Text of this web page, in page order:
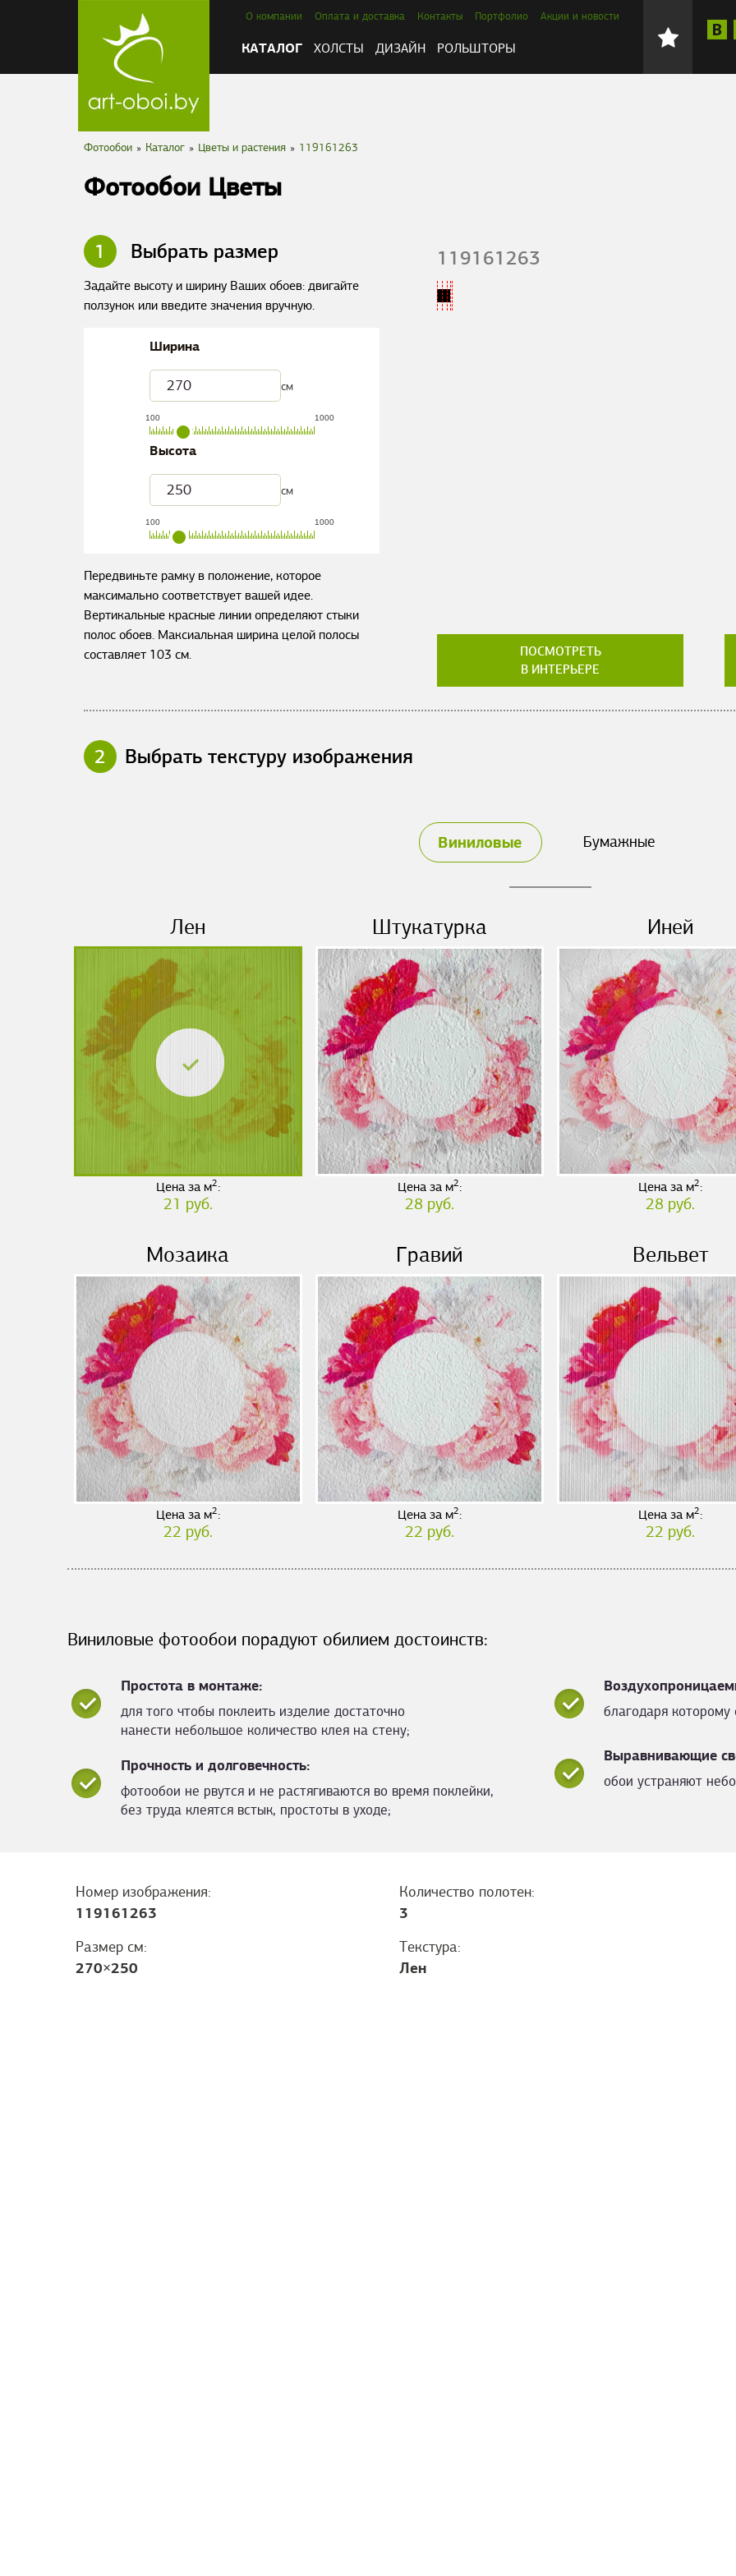
О компании Оплата и доставка Контакты Портфолио Акции и новости
КАТАЛОГ ХОЛСТЫ ДИЗАЙН РОЛЬШТОРЫ
Фотообои » Каталог » Цветы и растения » 119161263
Фотообои Цветы
1 Выбрать размер
Задайте высоту и ширину Ваших обоев: двигайте
ползунок или введите значения вручную.
Ширина
см
100 1000
Высота
см
100 1000
Передвиньте рамку в положение, которое
максимально соответствует вашей идее.
Вертикальные красные линии определяют стыки
полос обоев. Максиальная ширина целой полосы
составляет 103 см.
119161263
ПОСМОТРЕТЬ
В ИНТЕРЬЕРЕ
2 Выбрать текстуру изображения
Виниловые Бумажные
Лен
Цена за м2:
21 руб.
Штукатурка
Цена за м2:
28 руб.
Иней
Цена за м2:
28 руб.
Мозаика
Цена за м2:
22 руб.
Гравий
Цена за м2:
22 руб.
Вельвет
Цена за м2:
22 руб.
Виниловые фотообои порадуют обилием достоинств:
Простота в монтаже:
для того чтобы поклеить изделие достаточно
нанести небольшое количество клея на стену;
благодаря
Выравнивающие
обои устраняют
Прочность и долговечность:
фотообои не рвутся и не растягиваются во время поклейки,
без труда клеятся встык, простоты в уходе;
Номер изображения:
119161263
Количество полотен:
3
Размер см:
270×250
Текстура:
Лен